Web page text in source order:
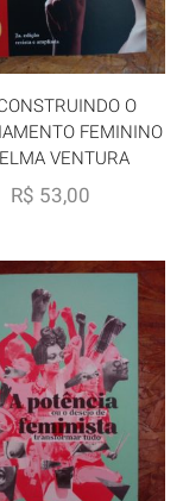
O
FEMININO
VENTURA
R$ 53,00